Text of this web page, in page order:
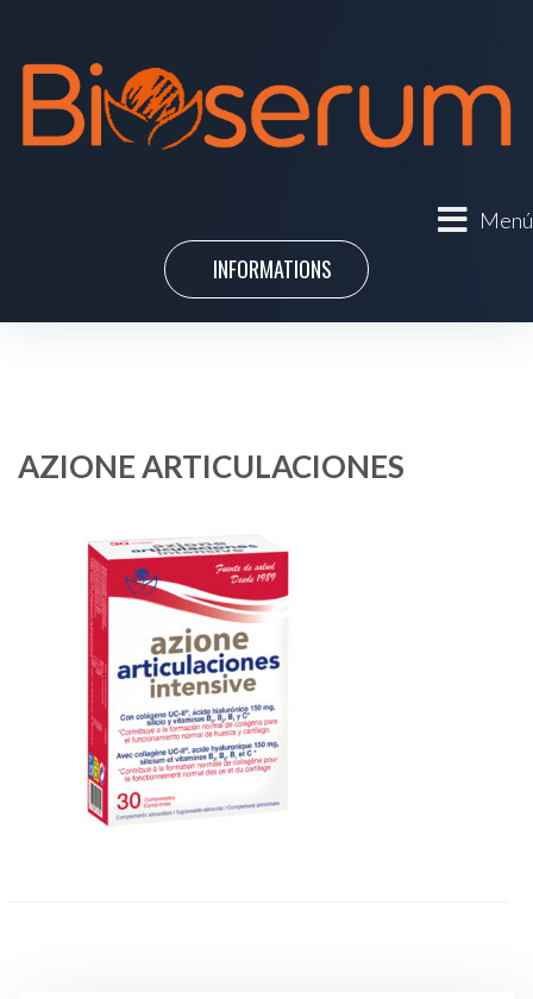
Menú
INFORMATIONS
AZIONE ARTICULACIONES